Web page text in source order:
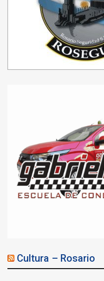
Cultura – Rosario